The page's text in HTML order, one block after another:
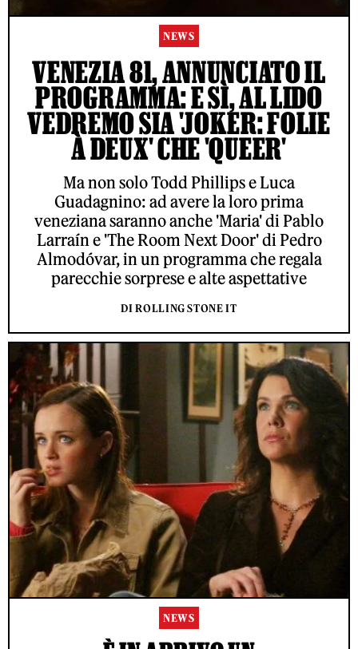
NEWS
VENEZIA 81, ANNUNCIATO IL
PROGRAMMA: E SÌ, AL LIDO
VEDREMO SIA 'JOKER: FOLIE
À DEUX' CHE 'QUEER'
Ma non solo Todd Phillips e Luca
Guadagnino: ad avere la loro prima
veneziana saranno anche 'Maria' di Pablo
Larraín e 'The Room Next Door' di Pedro
Almodóvar, in un programma che regala
parecchie sorprese e alte aspettative
DI ROLLING STONE IT
NEWS